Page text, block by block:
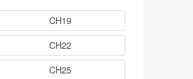
CH19
CH22
CH25